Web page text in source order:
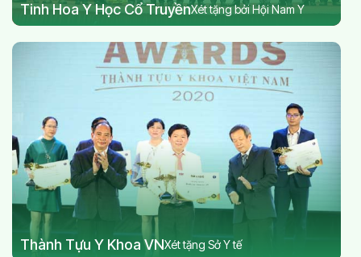
Tinh Hoa Y Học Cổ TruyềnXét tặng bởi Hội Nam Y
Thành Tựu Y Khoa VNXét tặng Sở Y tế